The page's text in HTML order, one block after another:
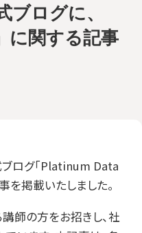
ログに、
に関する記事
ブログ「Platinum Data
を掲載いたしました。
師の方をお招きし、社